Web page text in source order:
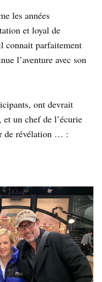
les années
et loyal de
connait parfaitement
l’aventure avec son
ont devrait
un chef de l’écurie
de révélation … :